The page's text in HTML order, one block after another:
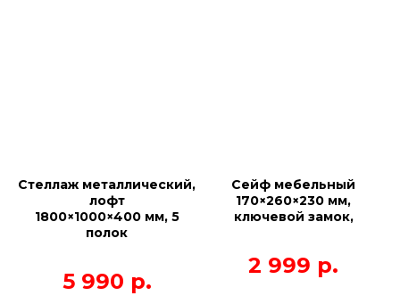
Стеллаж металлический,
лофт
1800×1000×400 мм, 5
полок
5 990 р.
Сейф мебельный
170×260×230 мм,
ключевой замок,
2 999 р.